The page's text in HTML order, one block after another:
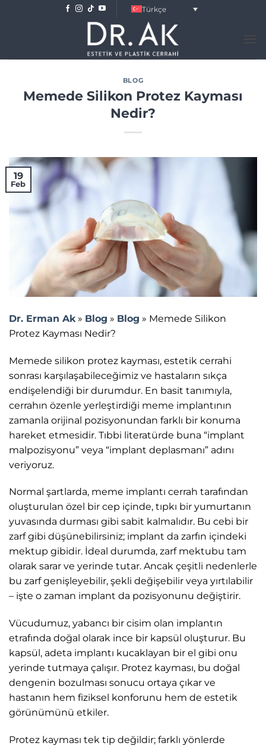
Türkçe
BLOG
Memede Silikon Protez Kayması
Nedir?
19
Feb
Dr. Erman Ak » Blog » Blog » Memede Silikon
Protez Kayması Nedir?
Memede silikon protez kayması, estetik cerrahi
sonrası karşılaşabileceğimiz ve hastaların sıkça
endişelendiği bir durumdur. En basit tanımıyla,
cerrahın özenle yerleştirdiği meme implantının
zamanla orijinal pozisyonundan farklı bir konuma
hareket etmesidir. Tıbbi literatürde buna “implant
malpozisyonu” veya “implant deplasmanı” adını
veriyoruz.
Normal şartlarda, meme implantı cerrah tarafından
oluşturulan özel bir cep içinde, tıpkı bir yumurtanın
yuvasında durması gibi sabit kalmalıdır. Bu cebi bir
zarf gibi düşünebilirsiniz; implant da zarfın içindeki
mektup gibidir. İdeal durumda, zarf mektubu tam
olarak sarar ve yerinde tutar. Ancak çeşitli nedenlerle
bu zarf genişleyebilir, şekli değişebilir veya yırtılabilir
– işte o zaman implant da pozisyonunu değiştirir.
Vücudumuz, yabancı bir cisim olan implantın
etrafında doğal olarak ince bir kapsül oluşturur. Bu
kapsül, adeta implantı kucaklayan bir el gibi onu
yerinde tutmaya çalışır. Protez kayması, bu doğal
dengenin bozulması sonucu ortaya çıkar ve
hastanın hem fiziksel konforunu hem de estetik
görünümünü etkiler.
Protez kayması tek tip değildir; farklı yönlerde